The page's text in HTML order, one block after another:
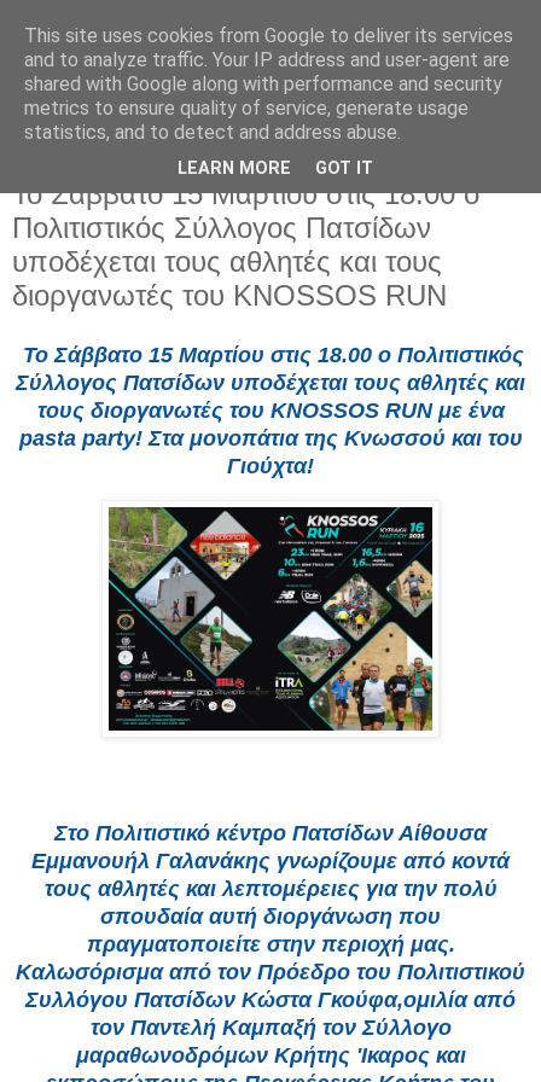
Πέμπτη 13 Μαρτίου 2025
Το Σάββατο 15 Μαρτίου στις 18.00 ο
Πολιτιστικός Σύλλογος Πατσίδων
υποδέχεται τους αθλητές και τους
διοργανωτές του KNOSSOS RUN
Το Σάββατο 15 Μαρτίου στις 18.00 ο Πολιτιστικός
Σύλλογος Πατσίδων υποδέχεται τους αθλητές και
τους διοργανωτές του KNOSSOS RUN με ένα
pasta party! Στα μονοπάτια της Κνωσσού και του
Γιούχτα!
Στο Πολιτιστικό κέντρο Πατσίδων Αίθουσα
Εμμανουήλ Γαλανάκης γνωρίζουμε από κοντά
τους αθλητές και λεπτομέρειες για την πολύ
σπουδαία αυτή διοργάνωση που
πραγματοποιείτε στην περιοχή μας.
Καλωσόρισμα από τον Πρόεδρο του Πολιτιστικού
Συλλόγου Πατσίδων Κώστα Γκούφα,ομιλία από
τον Παντελή Καμπαξή τον Σύλλογο
μαραθωνοδρόμων Κρήτης 'Ικαρος και
This site uses cookies from Google to deliver its services
and to analyze traffic. Your IP address and user-agent are
shared with Google along with performance and security
metrics to ensure quality of service, generate usage
statistics, and to detect and address abuse.
LEARN MORE GOT IT